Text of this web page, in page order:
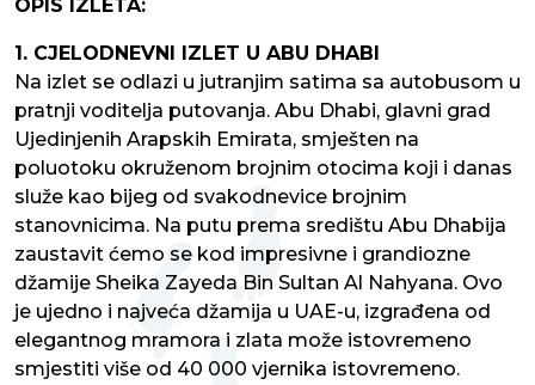
OPIS IZLETA:
1. CJELODNEVNI IZLET U ABU DHABI
Na izlet se odlazi u jutranjim satima sa autobusom u
pratnji voditelja putovanja. Abu Dhabi, glavni grad
Ujedinjenih Arapskih Emirata, smješten na
poluotoku okruženom brojnim otocima koji i danas
služe kao bijeg od svakodnevice brojnim
stanovnicima. Na putu prema središtu Abu Dhabija
zaustavit ćemo se kod impresivne i grandiozne
džamije Sheika Zayeda Bin Sultan Al Nahyana. Ovo
je ujedno i najveća džamija u UAE-u, izgrađena od
elegantnog mramora i zlata može istovremeno
smjestiti više od 40 000 vjernika istovremeno.